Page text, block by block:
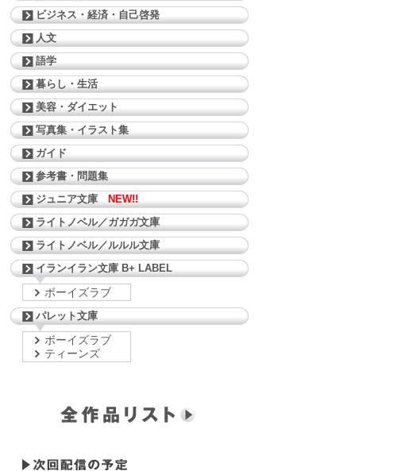
ビジネス・経済・自己啓発
人文
語学
暮らし・生活
美容・ダイエット
写真集・イラスト集
ガイド
参考書・問題集
ジュニア文庫
NEW!!
ライトノベル／ガガガ文庫
ライトノベル／ルルル文庫
イランイラン文庫 B+ LABEL
ボーイズラブ
パレット文庫
ボーイズラブ
ティーンズ